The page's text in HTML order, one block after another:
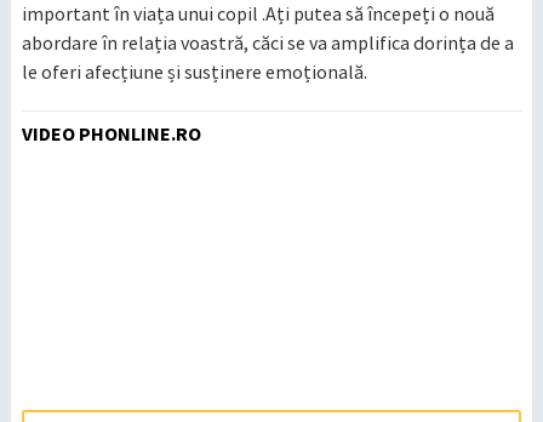
important în viața unui copil .Ați putea să începeți o nouă
abordare în relația voastră, căci se va amplifica dorința de a
le oferi afecțiune și susținere emoțională.
VIDEO PHONLINE.RO